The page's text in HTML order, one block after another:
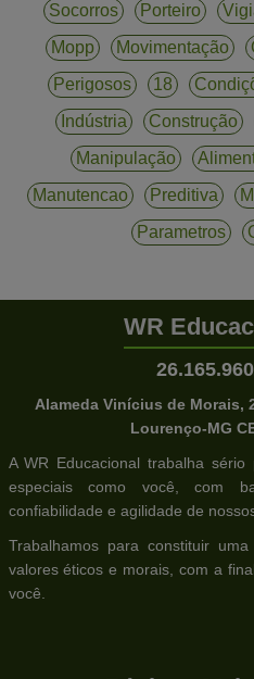
Socorros
Porteiro
Mopp
Movimentação
Perigosos
18
Indústria
Construção
Manipulação
Manutencao
Preditiva
Parametros
WR
Alameda Vinícius de Morais,
Lourenço-MG
A WR Educacional trabalha
especiais como você, com
confiabilidade e agilidade de
Trabalhamos para constituir
valores éticos e morais, com a
você.